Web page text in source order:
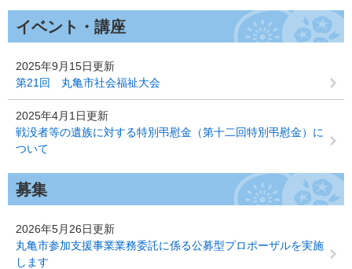
イベント・講座
2025年9月15日更新
第21回 丸亀市社会福祉大会
2025年4月1日更新
戦没者等の遺族に対する特別弔慰金（第十二回特別弔慰金）に
ついて
募集
2026年5月26日更新
丸亀市参加支援事業業務委託に係る公募型プロポーザルを実施
します